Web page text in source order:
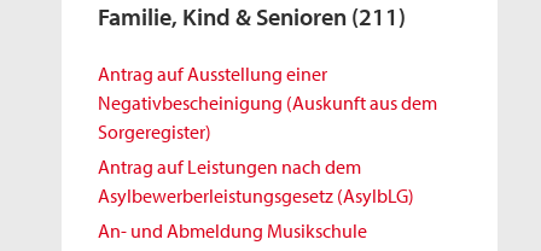
Familie, Kind & Senioren (211)
Antrag auf Ausstellung einer
Negativbescheinigung (Auskunft aus dem
Sorgeregister)
Antrag auf Leistungen nach dem
Asylbewerberleistungsgesetz (AsylbLG)
An- und Abmeldung Musikschule